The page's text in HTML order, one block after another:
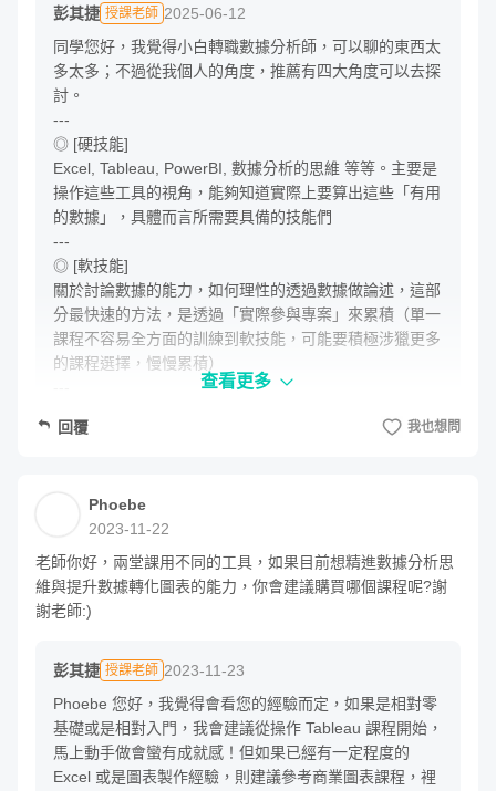
您好，我是彭其捷，我是一個資料分析師、數據專案經理與
UX 策略顧問，處理數據議題超過十年的時間，出版過 10
本專書，其中「大數據時代必學的超吸睛視覺化工具與技
術：Excel+Tableau 成功晉升資料分析師」目前已經銷售超
過萬本，也被許多大專院校指定為指定教科書，而同系列分
別於 2020 年出版的「Tableau 資料分析師進階高手養成實
戰經典」以及 2022 年出版的「Tableau 打造 30 個經典數
據圖表」，皆為數據分析與資料視覺化領域之暢銷書。
我曾參與過多項大型資料科學、人工智慧專案，在團隊中擔
師、使用者體驗顧問等等，致力於推廣資料應用與網路服
務。我熱愛分享，曾在超過 70 個機構進行過演講、教學課
程，包括：Hahow、遠傳集團、人工智慧學校、中華電
信、YOTTA、kkday、中研院、工研院、資策會、台灣大
學、清華大學、天地人學堂等等。現階段致力於推廣資料應
📚 書籍著作
[博碩] 大數據地圖與地理空間資料視覺化設計指南
彭其捷 授課老師 2025-06-12
同學您好，我覺得小白轉職數據分析師，可以聊的東西太
多太多；不過從我個人的角度，推薦有四大角度可以去探
討。
---
◎ [硬技能]
Excel, Tableau, PowerBI, 數據分析的思維 等等。主要是
操作這些工具的視角，能夠知道實際上要算出這些「有用
的數據」，具體而言所需要具備的技能們
---
◎ [軟技能]
關於討論數據的能力，如何理性的透過數據做論述，這部
分最快速的方法，是透過「實際參與專案」來累積（單一
課程不容易全方面的訓練到軟技能，可能要積極涉獵更多
的課程選擇，慢慢累積）
在分析數據時，如果能針對產業痛點去論述的能力；這邊
◎ [學經歷]
這件事情很現實，如果可以有餘裕，去求取一個對應的學
歷是絕對有幫助的（舉例統計系、資管系、商管相關科
系），透過系統性的課程去訓練，通常也有一定程度的幫
說在最後，其實以上的內容，你問 AI 也會得到很多
我想講一個我覺得 AI 可能不會講的，是「環境」的重要
性
建議您可以努力參加更多研討會，認識更多的人，開更多
的讀書會
查看更多
回覆 我也想問
Phoebe
2023-11-22
老師你好，兩堂課用不同的工具，如果目前想精進數據分析思
維與提升數據轉化圖表的能力，你會建議購買哪個課程呢?謝
謝老師:)
彭其捷 授課老師 2023-11-23
Phoebe 您好，我覺得會看您的經驗而定，如果是相對零
基礎或是相對入門，我會建議從操作 Tableau 課程開始，
馬上動手做會蠻有成就感！但如果已經有一定程度的
Excel 或是圖表製作經驗，則建議參考商業圖表課程，裡